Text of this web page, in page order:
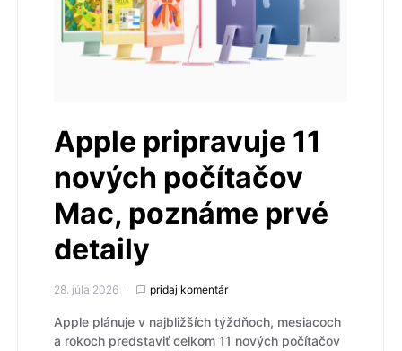
Apple pripravuje 11
nových počítačov
Mac, poznáme prvé
detaily
28. júla 2026 pridaj komentár
Apple plánuje v najbližších týždňoch, mesiacoch
a rokoch predstaviť celkom 11 nových počítačov